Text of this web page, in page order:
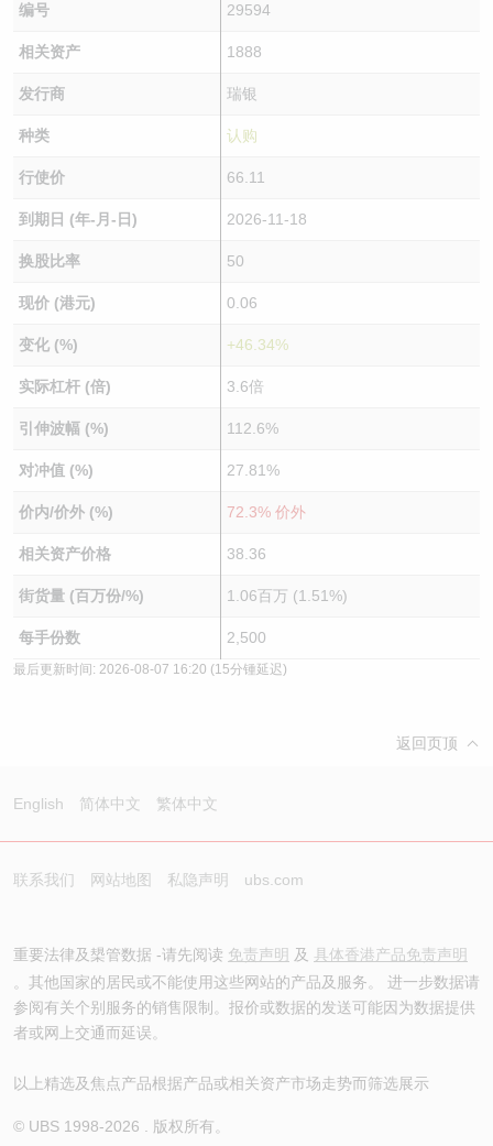
编号 29594
相关资产 1888
发行商 瑞银
种类 认购
行使价 66.11
到期日 (年-月-日) 2026-11-18
换股比率 50
现价 (港元) 0.06
变化 (%) +46.34%
实际杠杆 (倍) 3.6倍
引伸波幅 (%) 112.6%
对冲值 (%) 27.81%
价内/价外 (%) 72.3% 价外
相关资产价格 38.36
街货量 (百万份/%) 1.06百万 (1.51%)
每手份数 2,500
最后更新时间: 2026-08-07 16:20 (15分锺延迟)
返回页顶
English 简体中文 繁体中文
联系我们 网站地图 私隐声明 ubs.com
重要法律及槼管数据 -请先阅读 免责声明 及 具体香港产品免责声明
。其他国家的居民或不能使用这些网站的产品及服务。 进一步数据请
参阅有关个别服务的销售限制。报价或数据的发送可能因为数据提供
者或网上交通而延误。
以上精选及焦点产品根据产品或相关资产市场走势而筛选展示
© UBS 1998-2026 . 版权所有。